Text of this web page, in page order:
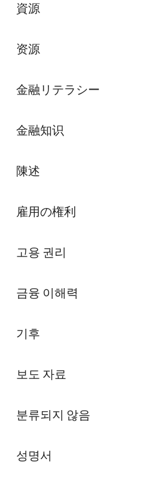
資源
资源
金融リテラシー
金融知识
陳述
雇用の権利
고용 권리
금융 이해력
기후
보도 자료
분류되지 않음
성명서